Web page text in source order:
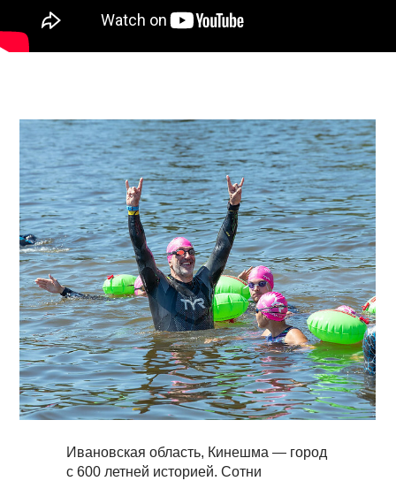
Ивановская область, Кинешма — город
с 600 летней историей. Сотни